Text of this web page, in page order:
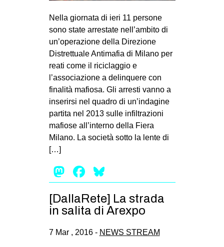
Nella giornata di ieri 11 persone
sono state arrestate nell’ambito di
un’operazione della Direzione
Distrettuale Antimafia di Milano per
reati come il riciclaggio e
l’associazione a delinquere con
finalità mafiosa. Gli arresti vanno a
inserirsi nel quadro di un’indagine
partita nel 2013 sulle infiltrazioni
mafiose all’interno della Fiera
Milano. La società sotto la lente di
[…]
Mastodon
Facebook
[DallaRete] La strada
in salita di Arexpo
7 Mar , 2016 - NEWS STREAM